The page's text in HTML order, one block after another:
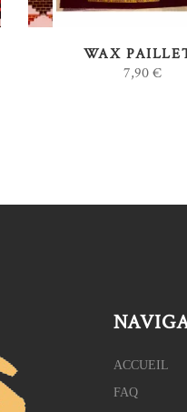
WAX
7,90€
ACCUEIL
FAQ